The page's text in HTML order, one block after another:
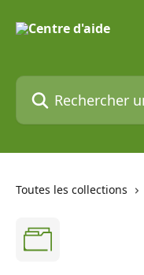
Rechercher un article...
Toutes les collections